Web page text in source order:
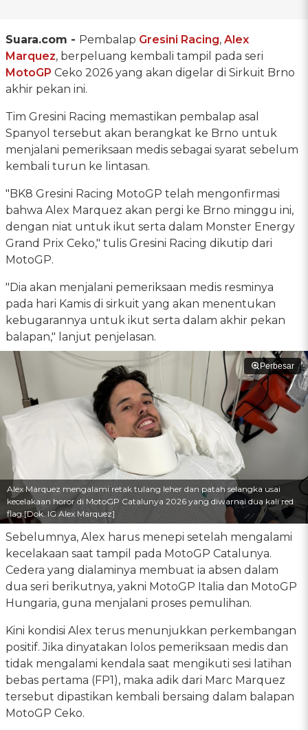
Suara.com - Pembalap Gresini Racing, Alex
Marquez, berpeluang kembali tampil pada seri
MotoGP Ceko 2026 yang akan digelar di Sirkuit Brno
akhir pekan ini.
Tim Gresini Racing memastikan pembalap asal
Spanyol tersebut akan berangkat ke Brno untuk
menjalani pemeriksaan medis sebagai syarat sebelum
kembali turun ke lintasan.
"BK8 Gresini Racing MotoGP telah mengonfirmasi
bahwa Alex Marquez akan pergi ke Brno minggu ini,
dengan niat untuk ikut serta dalam Monster Energy
Grand Prix Ceko," tulis Gresini Racing dikutip dari
MotoGP.
"Dia akan menjalani pemeriksaan medis resminya
pada hari Kamis di sirkuit yang akan menentukan
kebugarannya untuk ikut serta dalam akhir pekan
balapan," lanjut penjelasan.
Perbesar
Alex Marquez mengalami retak tulang leher dan patah selangka usai
kecelakaan horor di MotoGP Catalunya 2026 yang diwarnai dua kali red
flag.[Dok. IG Alex Marquez]
Sebelumnya, Alex harus menepi setelah mengalami
kecelakaan saat tampil pada MotoGP Catalunya.
Cedera yang dialaminya membuat ia absen dalam
dua seri berikutnya, yakni MotoGP Italia dan MotoGP
Hungaria, guna menjalani proses pemulihan.
Kini kondisi Alex terus menunjukkan perkembangan
positif. Jika dinyatakan lolos pemeriksaan medis dan
tidak mengalami kendala saat mengikuti sesi latihan
bebas pertama (FP1), maka adik dari Marc Marquez
tersebut dipastikan kembali bersaing dalam balapan
MotoGP Ceko.